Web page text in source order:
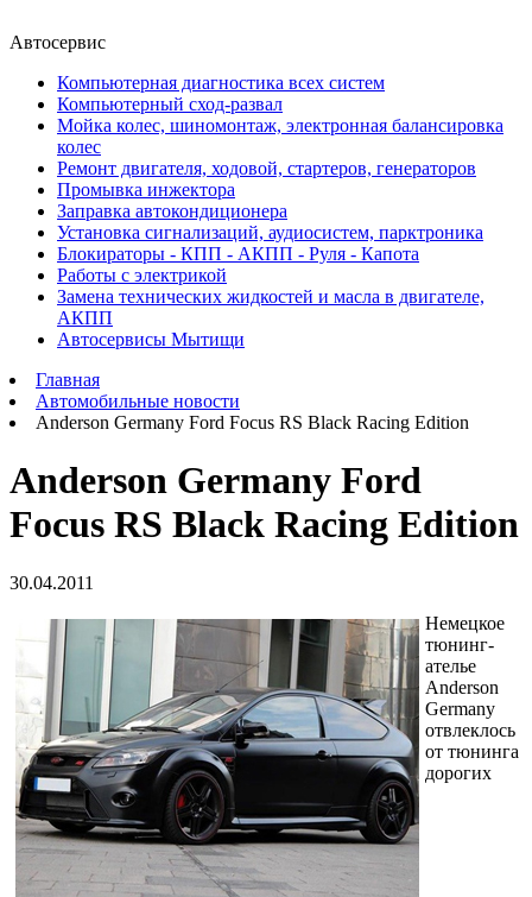
Автосервис
Компьютерная диагностика всех систем
Компьютерный сход-развал
Мойка колес, шиномонтаж, электронная балансировка
колес
Ремонт двигателя, ходовой, стартеров, генераторов
Промывка инжектора
Заправка автокондиционера
Установка сигнализаций, аудиосистем, парктроника
Блокираторы - КПП - АКПП - Руля - Капота
Работы с электрикой
Замена технических жидкостей и масла в двигателе,
АКПП
Автосервисы Мытищи
Главная
Автомобильные новости
Anderson Germany Ford Focus RS Black Racing Edition
Anderson Germany Ford
Focus RS Black Racing Edition
30.04.2011
Немецкое
тюнинг-
ателье
Anderson
Germany
отвлеклось
от тюнинга
дорогих